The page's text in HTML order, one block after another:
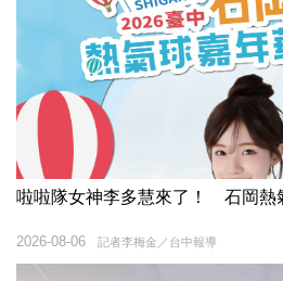
啦啦隊女神李多慧來了！ 石岡熱
記者李梅金／台中報導
2026-08-06